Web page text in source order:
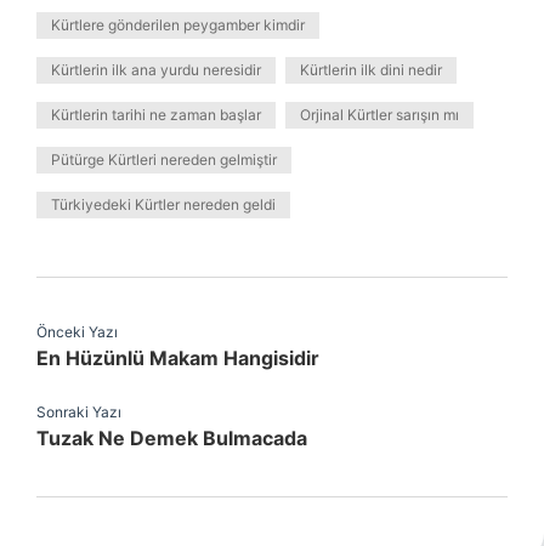
Kürtlere gönderilen peygamber kimdir
Kürtlerin ilk ana yurdu neresidir Kürtlerin ilk dini nedir
Kürtlerin tarihi ne zaman başlar Orjinal Kürtler sarışın mı
Pütürge Kürtleri nereden gelmiştir
Türkiyedeki Kürtler nereden geldi
Önceki Yazı
En Hüzünlü Makam Hangisidir
Sonraki Yazı
Tuzak Ne Demek Bulmacada